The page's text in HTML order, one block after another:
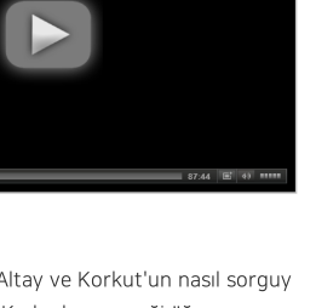
ve Korkut'un nasıl sorguy